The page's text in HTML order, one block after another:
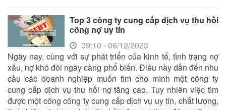
Top 3 công ty cung cấp dịch vụ thu hồi
công nợ uy tín
09:10 - 06/12/2023
Ngày nay, cùng với sự phát triển của kinh tế, tình trạng nợ
xấu, nợ khó đòi ngày càng phổ biến. Điều này dẫn đến nhu
cầu các doanh nghiệp muốn tìm cho mình một công ty
cung cấp dịch vụ thu hồi nợ tăng cao. Tuy nhiên việc tìm
được một công công tycung cấp dịch vụ uy tín, chất lượng,